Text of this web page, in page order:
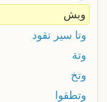
وبش
وتا سير تقود
وتة
وتخ
وتطقوا